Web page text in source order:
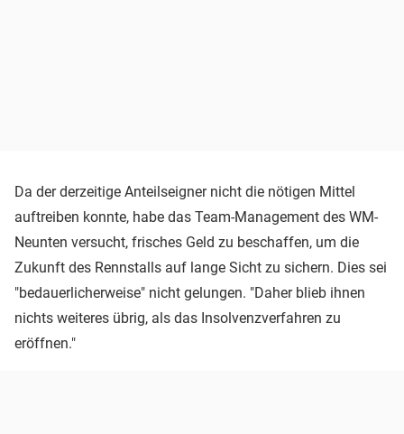
Da der derzeitige Anteilseigner nicht die nötigen Mittel
auftreiben konnte, habe das Team-Management des WM-
Neunten versucht, frisches Geld zu beschaffen, um die
Zukunft des Rennstalls auf lange Sicht zu sichern. Dies sei
"bedauerlicherweise" nicht gelungen. "Daher blieb ihnen
nichts weiteres übrig, als das Insolvenzverfahren zu
eröffnen."